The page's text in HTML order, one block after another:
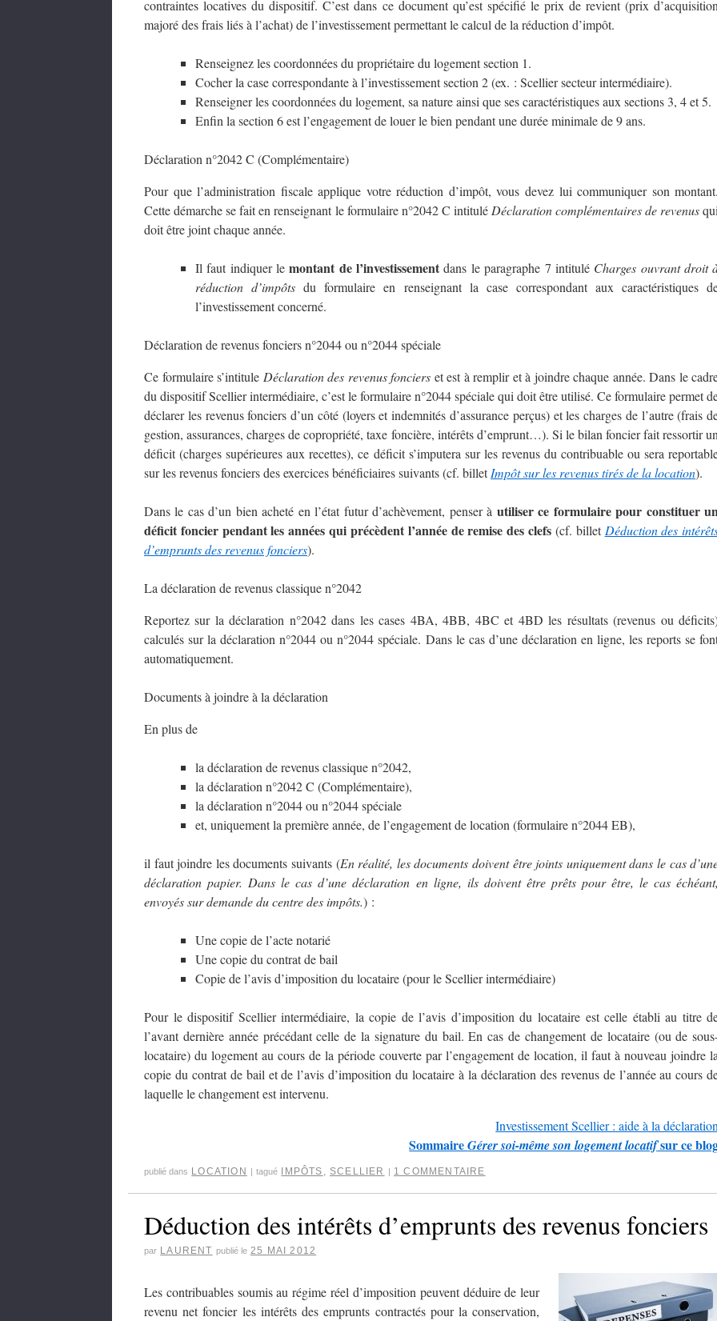
contraintes locatives du dispositif. C’est dans ce document qu’est spécifié le prix de revient (prix d’acquisition
majoré des frais liés à l’achat) de l’investissement permettant le calcul de la réduction d’impôt.
Renseignez les coordonnées du propriétaire du logement section 1.
Cocher la case correspondante à l’investissement section 2 (ex. : Scellier secteur intermédiaire).
Renseigner les coordonnées du logement, sa nature ainsi que ses caractéristiques aux sections 3, 4 et 5.
Enfin la section 6 est l’engagement de louer le bien pendant une durée minimale de 9 ans.
Déclaration n°2042 C (Complémentaire)
Pour que l’administration fiscale applique votre réduction d’impôt, vous devez lui communiquer son montant.
Cette démarche se fait en renseignant le formulaire n°2042 C intitulé Déclaration complémentaires de revenusqui
doit être joint chaque année.
Il faut indiquer lemontant de l’investissement dans le paragraphe 7 intitulé Charges ouvrant droit
réduction d’impôts du formulaire en renseignant la case correspondant aux caractéristiques
l’investissement concerné.
Déclaration de revenus fonciers n°2044 ou n°2044 spéciale
Ce formulaire s’intitule Déclaration des revenus fonciers et est à remplir et à joindre chaque année. Dans le
du dispositif Scellier intermédiaire, c’est le formulaire n°2044 spéciale qui doit être utilisé. Ce formulaire permet
déclarer les revenus fonciers d’un côté (loyers et indemnités d’assurance perçus) et les charges de l’autre (frais
gestion, assurances, charges de copropriété, taxe foncière, intérêts d’emprunt…). Si le bilan foncier fait ressortir un
déficit (charges supérieures aux recettes), ce déficit s’imputera sur les revenus du contribuable ou sera
sur les revenus fonciers des exercices bénéficiaires suivants (cf. billetImpôt sur les revenus tirés de la location).
Dans le cas d’un bien acheté en l’état futur d’achèvement, penser à utiliser ce formulaire pour constituer
déficit foncier pendant les années qui précèdent l’année de remise des clefs (cf. billet Déduction des
d’emprunts des revenus fonciers).
La déclaration de revenus classique n°2042
Reportez sur la déclaration n°2042 dans les cases 4BA, 4BB, 4BC et 4BD les résultats (revenus ou
calculés sur la déclaration n°2044 ou n°2044 spéciale. Dans le cas d’une déclaration en ligne, les reports se
automatiquement.
Documents à joindre à la déclaration
En plus de
la déclaration de revenus classique n°2042,
la déclaration n°2042 C (Complémentaire),
la déclaration n°2044 ou n°2044 spéciale
et, uniquement la première année, de l’engagement de location (formulaire n°2044 EB),
il faut joindre les documents suivants (En réalité, les documents doivent être joints uniquement dans le cas
déclaration papier. Dans le cas d’une déclaration en ligne, ils doivent être prêts pour être, le cas échéant,
envoyés sur demande du centre des impôts.) :
Une copie de l’acte notarié
Une copie du contrat de bail
Copie de l’avis d’imposition du locataire (pour le Scellier intermédiaire)
Pour le dispositif Scellier intermédiaire, la copie de l’avis d’imposition du locataire est celle établi au titre
l’avant dernière année précédant celle de la signature du bail. En cas de changement de locataire (ou de
locataire) du logement au cours de la période couverte par l’engagement de location, il faut à nouveau joindre la
copie du contrat de bail et de l’avis d’imposition du locataire à la déclaration des revenus de l’année au cours
laquelle le changement est intervenu.
Investissement Scellier : aide à la déclaration
SommaireGérer soi-même son logement locatifsur ce
publié dans LOCATION | tagué IMPÔTS , SCELLIER | 1 COMMENTAIRE
Déduction des intérêts d’emprunts des revenus fonciers
par LAURENT publié le 25 MAI 2012
Les contribuables soumis au régime réel d’imposition peuvent déduire de leur
revenu net foncier les intérêts des emprunts contractés pour la conservation,